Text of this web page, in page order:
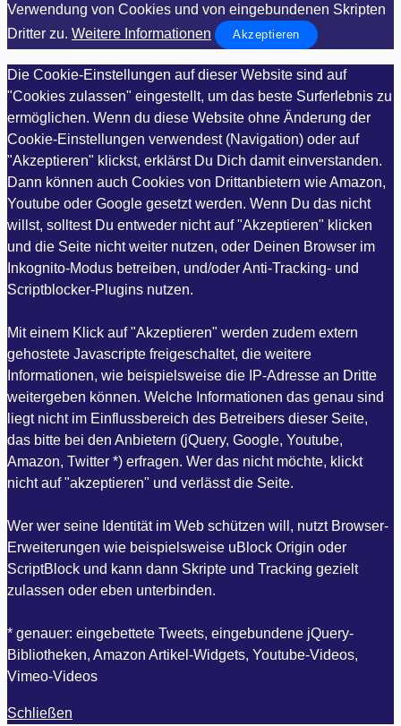
Verwendung von Cookies und von eingebundenen Skripten
Dritter zu. Weitere Informationen Akzeptieren
Die Cookie-Einstellungen auf dieser Website sind auf
"Cookies zulassen" eingestellt, um das beste Surferlebnis zu
ermöglichen. Wenn du diese Website ohne Änderung der
Cookie-Einstellungen verwendest (Navigation) oder auf
"Akzeptieren" klickst, erklärst Du Dich damit einverstanden.
Dann können auch Cookies von Drittanbietern wie Amazon,
Youtube oder Google gesetzt werden. Wenn Du das nicht
willst, solltest Du entweder nicht auf "Akzeptieren" klicken
und die Seite nicht weiter nutzen, oder Deinen Browser im
Inkognito-Modus betreiben, und/oder Anti-Tracking- und
Scriptblocker-Plugins nutzen.
Mit einem Klick auf "Akzeptieren" werden zudem extern
gehostete Javascripte freigeschaltet, die weitere
Informationen, wie beispielsweise die IP-Adresse an Dritte
weitergeben können. Welche Informationen das genau sind
liegt nicht im Einflussbereich des Betreibers dieser Seite,
das bitte bei den Anbietern (jQuery, Google, Youtube,
Amazon, Twitter *) erfragen. Wer das nicht möchte, klickt
nicht auf "akzeptieren" und verlässt die Seite.
Wer wer seine Identität im Web schützen will, nutzt Browser-
Erweiterungen wie beispielsweise uBlock Origin oder
ScriptBlock und kann dann Skripte und Tracking gezielt
zulassen oder eben unterbinden.
* genauer: eingebettete Tweets, eingebundene jQuery-
Bibliotheken, Amazon Artikel-Widgets, Youtube-Videos,
Vimeo-Videos
Schließen